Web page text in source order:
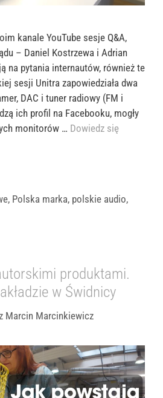
kanale YouTube sesje Q&A,
– Daniel Kostrzewa i Adrian
na pytania internautów, również te
sesji Unitra zapowiedziała dwa
DAC i tuner radiowy (FM i
ich profil na Facebooku, mogły
monitorów … Dowiedz się
, Polska marka, polskie audio,
produktami.
w Świdnicy
Marcin Marcinkiewicz